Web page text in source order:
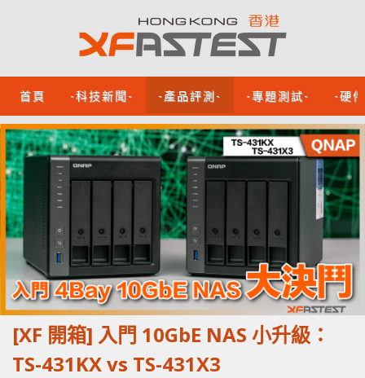
首頁 -科技新聞- -產品評測- -專題測試- -硬
[XF 開箱] 入門 10GbE NAS 小升級：
TS-431KX vs TS-431X3